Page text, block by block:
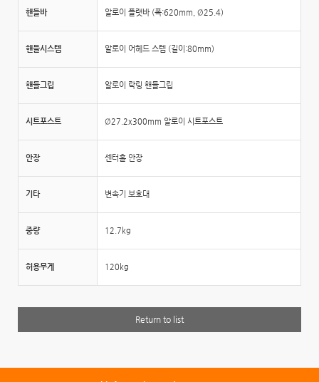
핸들바 알로이 플랫바 (폭:620mm, Ø25.4)
핸들시스템 알로이 어헤드 스템 (길이:80mm)
핸들그립 알로이 락링 핸들그립
시트포스트 Ø27.2x300mm 알로이 시트포스트
안장 센터홀 안장
기타 변속기 보호대
중량 12.7kg
허용무게 120kg
Return to list